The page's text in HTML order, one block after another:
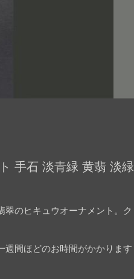
手石 淡青緑 黄翡 淡緑
のヒキュウオーナメント。ク
週間ほどのお時間がかかります